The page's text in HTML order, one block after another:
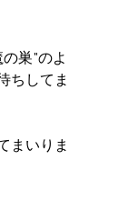
巣"のよ
ちしてま
まいりま